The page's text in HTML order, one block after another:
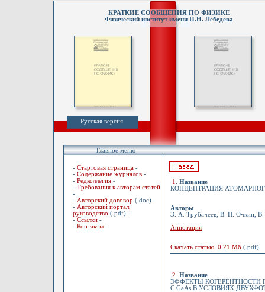
КРАТКИЕ СООБЩЕНИЯ ПО ФИЗИКЕ
Физический институт имени П.Н. Лебедева
Русская версия
Главное меню
- Стартовая страница -
- Содержание журналов -
- Редколлегия -
- Требования к авторам статей
-
- Авторский договор (.doc) -
- Авторский портал,
руководство (.pdf) -
- Ссылки -
- Контакты -
1
Название
КОНЦЕНТРАЦИЯ
Авторы
Э. А. Трубачеев, В. Н. Очкин, В.
Аннотация
Скачать статью 0.21 Мб (.pdf)
2
Название
ЭФФЕКТЫ КОГЕРЕНТНОСТИ
С GaAs В УСЛОВИЯХ